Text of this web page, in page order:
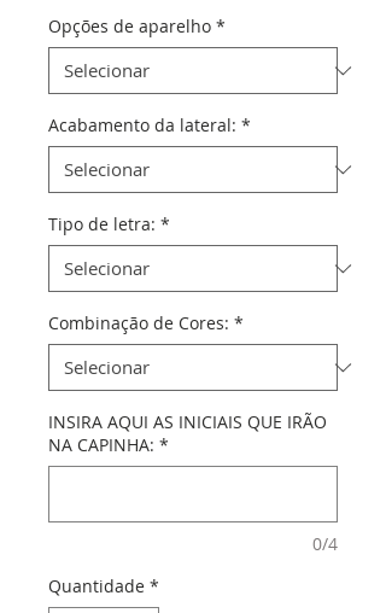
Opções de aparelho *
Acabamento da lateral: *
Tipo de letra: *
Combinação de Cores: *
INSIRA AQUI AS INICIAIS QUE IRÃO
NA CAPINHA: *
0/4
Quantidade *